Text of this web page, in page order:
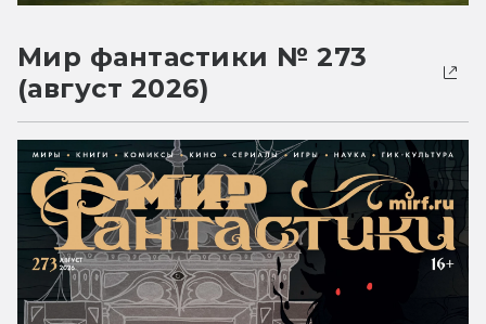
Мир фантастики № 273
(август 2026)